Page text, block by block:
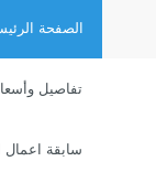
الصفحة
تفاصيل
سابقة